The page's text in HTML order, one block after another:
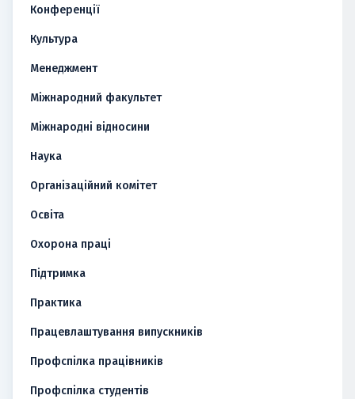
Конференції
Культура
Менеджмент
Міжнародний факультет
Міжнародні відносини
Наука
Організаційний комітет
Освіта
Охорона праці
Підтримка
Практика
Працевлаштування випускників
Профспілка працівників
Профспілка студентів